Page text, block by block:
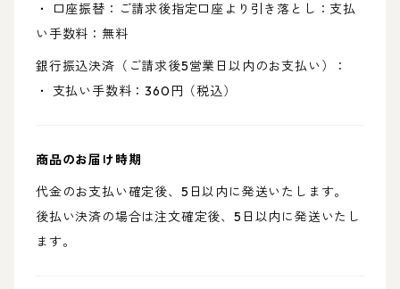
・ 口座振替：ご請求後指定口座より引き落とし：支払
い手数料：無料
銀行振込決済（ご請求後5営業日以内のお支払い）：
・ 支払い手数料：360円（税込）
商品のお届け時期
代金のお支払い確定後、5日以内に発送いたします。
後払い決済の場合は注文確定後、5日以内に発送いたし
ます。